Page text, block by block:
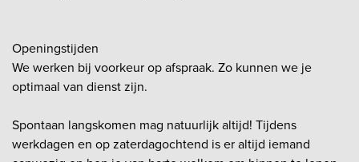
Openingstijden
We werken bij voorkeur op afspraak. Zo kunnen we je
optimaal van dienst zijn.
Spontaan langskomen mag natuurlijk altijd! Tijdens
werkdagen en op zaterdagochtend is er altijd iemand